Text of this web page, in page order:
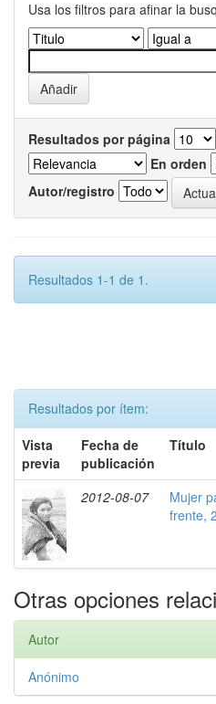
Usa los filtros para afinar la
Resultados por página
En orden
Autor/registro
Resultados 1-1 de 1.
Resultados por ítem:
Vista
previa
Fecha de
publicación
Título
2012-08-07
Mujer
frente,
Otras opciones
Autor
Anónimo